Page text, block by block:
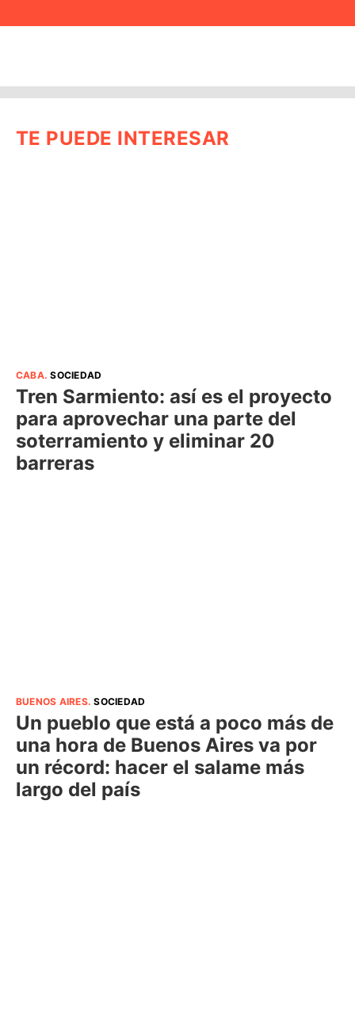
TE PUEDE INTERESAR
CABA.SOCIEDAD
Tren Sarmiento: así es el proyecto
para aprovechar una parte del
soterramiento y eliminar 20
barreras
BUENOS AIRES.SOCIEDAD
Un pueblo que está a poco más de
una hora de Buenos Aires va por
un récord: hacer el salame más
largo del país